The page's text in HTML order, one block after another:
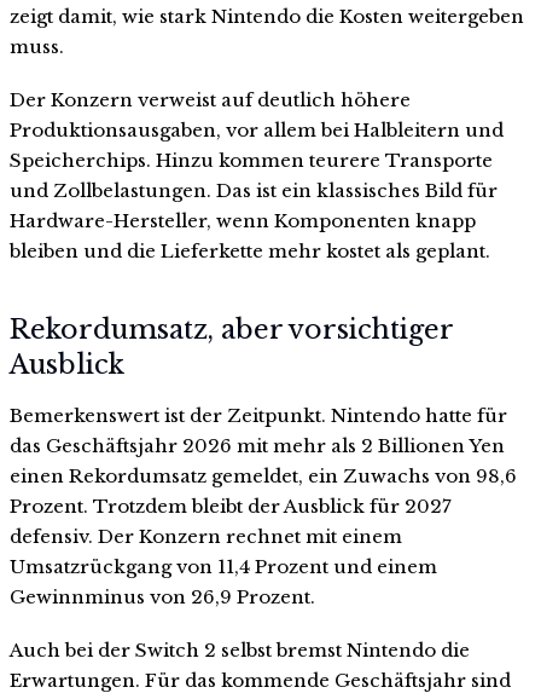
zeigt damit, wie stark Nintendo die Kosten weitergeben
muss.
Der Konzern verweist auf deutlich höhere
Produktionsausgaben, vor allem bei Halbleitern und
Speicherchips. Hinzu kommen teurere Transporte
und Zollbelastungen. Das ist ein klassisches Bild für
Hardware-Hersteller, wenn Komponenten knapp
bleiben und die Lieferkette mehr kostet als geplant.
Rekordumsatz, aber vorsichtiger
Ausblick
Bemerkenswert ist der Zeitpunkt. Nintendo hatte für
das Geschäftsjahr 2026 mit mehr als 2 Billionen Yen
einen Rekordumsatz gemeldet, ein Zuwachs von 98,6
Prozent. Trotzdem bleibt der Ausblick für 2027
defensiv. Der Konzern rechnet mit einem
Umsatzrückgang von 11,4 Prozent und einem
Gewinnminus von 26,9 Prozent.
Auch bei der Switch 2 selbst bremst Nintendo die
Erwartungen. Für das kommende Geschäftsjahr sind